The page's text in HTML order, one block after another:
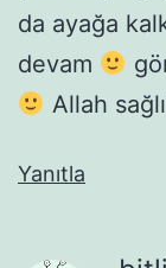
da ayağa
devam
Allah
Yanıtla